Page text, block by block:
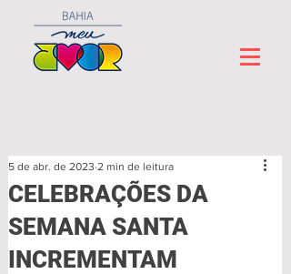
CELEBRAÇÕES DA
SEMANA SANTA
INCREMENTAM
5 de abr. de 2023 2 min de leitura